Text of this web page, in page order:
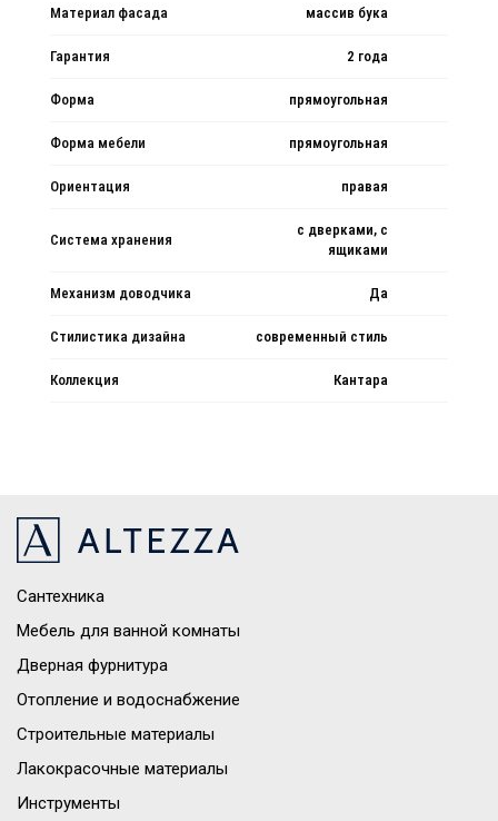
Материал фасада массив бука
Гарантия 2 года
Форма прямоугольная
Форма мебели прямоугольная
Ориентация правая
Система хранения
с дверками, с
ящиками
Механизм доводчика Да
Стилистика дизайна современный стиль
Коллекция Кантара
Сантехника
Мебель для ванной комнаты
Дверная фурнитура
Отопление и водоснабжение
Строительные материалы
Лакокрасочные материалы
Инструменты